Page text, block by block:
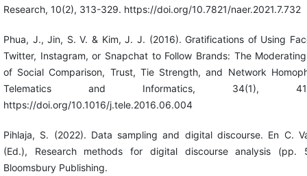
Research, 10(2), 313-329. https://doi.org/10.7821/naer.2021.7.732
Phua, J., Jin, S. V. & Kim, J. J. (2016). Gratifications of Using
Twitter, Instagram, or Snapchat to Follow Brands: The
of Social Comparison, Trust, Tie Strength, and Network
Telematics and Informatics, 34(1), 412-
https://doi.org/10.1016/j.tele.2016.06.004
Pihlaja, S. (2022). Data sampling and digital discourse. En C.
(Ed.), Research methods for digital discourse analysis (pp.
Bloomsbury Publishing.